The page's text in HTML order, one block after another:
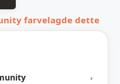
›
farvelagde dette